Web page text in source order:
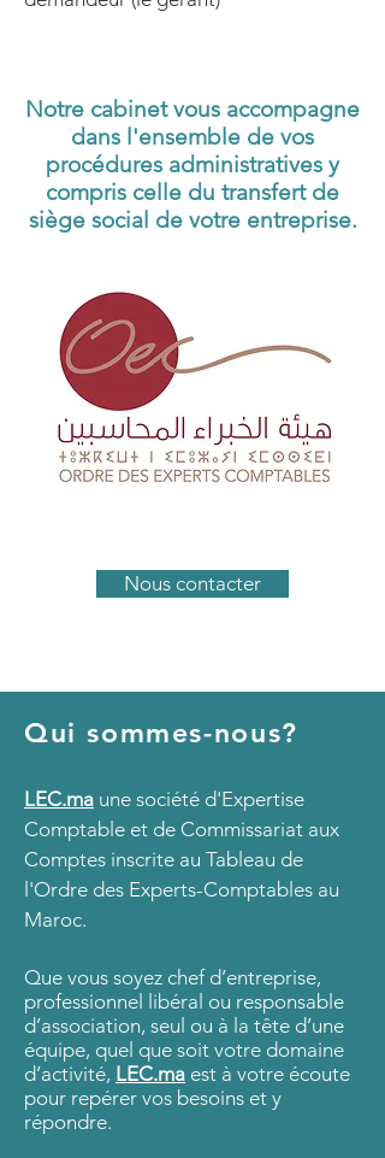
Notre cabinet vous accompagne
dans l'ensemble de vos
procédures administratives y
compris celle du transfert de
siège social de votre entreprise.
Nous contacter
Qui sommes-nous?
LEC.ma une société d'Expertise
Comptable et de Commissariat aux
Comptes inscrite au Tableau de
l'Ordre des Experts-Comptables au
Maroc.
Que vous soyez chef d’entreprise,
professionnel libéral ou responsable
d’association, seul ou à la tête d’une
équipe, quel que soit votre domaine
d’activité, LEC.ma est à votre écoute
pour repérer vos besoins et y
répondre.